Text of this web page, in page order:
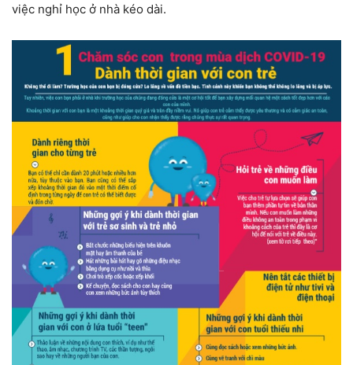
việc nghỉ học ở nhà kéo dài.